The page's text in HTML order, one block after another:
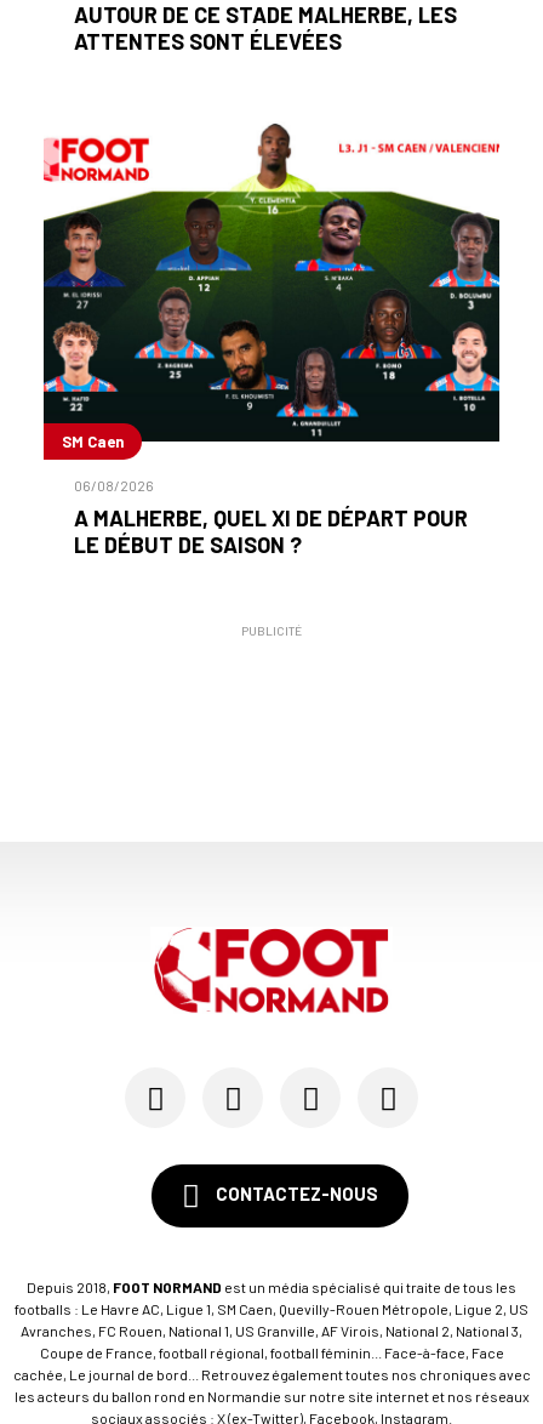
AUTOUR DE CE STADE MALHERBE, LES
ATTENTES SONT ÉLEVÉES
SM Caen
06/08/2026
A MALHERBE, QUEL XI DE DÉPART POUR
LE DÉBUT DE SAISON ?
PUBLICITÉ
CONTACTEZ-NOUS
Depuis 2018, FOOT NORMAND est un média spécialisé qui traite de tous les
footballs : Le Havre AC, Ligue 1, SM Caen, Quevilly-Rouen Métropole, Ligue 2, US
Avranches, FC Rouen, National 1, US Granville, AF Virois, National 2, National 3,
Coupe de France, football régional, football féminin... Face-à-face, Face
cachée, Le journal de bord... Retrouvez également toutes nos chroniques avec
les acteurs du ballon rond en Normandie sur notre site internet et nos réseaux
sociaux associés : X (ex-Twitter), Facebook, Instagram.